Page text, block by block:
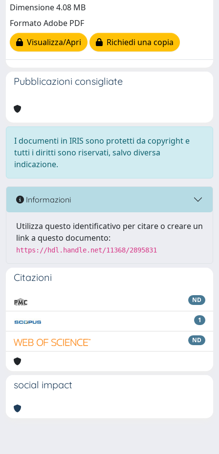
Dimensione 4.08 MB
Formato Adobe PDF
Visualizza/Apri
Richiedi una copia
Pubblicazioni consigliate
I documenti in IRIS sono protetti da copyright e
tutti i diritti sono riservati, salvo diversa
indicazione.
Informazioni
Utilizza questo identificativo per citare o creare un
link a questo documento:
https://hdl.handle.net/11368/2895831
Citazioni
ND
1
ND
social impact